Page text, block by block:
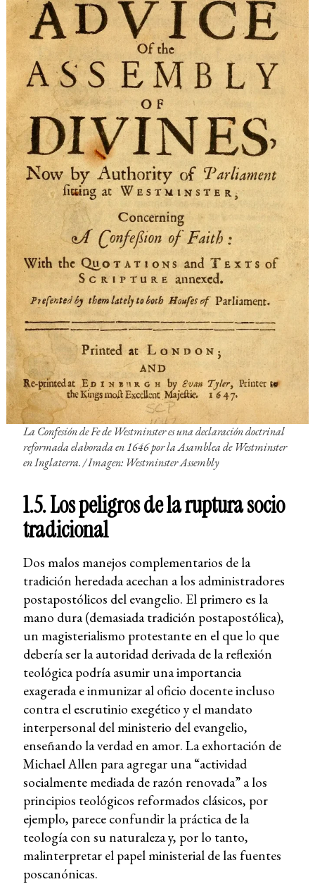
La Confesión de Fe de Westminster es una declaración doctrinal
reformada elaborada en 1646 por la Asamblea de Westminster
en Inglaterra. / Imagen: Westminster Assembly
1.5. Los peligros de la ruptura socio
tradicional
Dos malos manejos complementarios de la
tradición heredada acechan a los administradores
postapostólicos del evangelio. El primero es la
mano dura (demasiada tradición postapostólica),
un magisterialismo protestante en el que lo que
debería ser la autoridad derivada de la reflexión
teológica podría asumir una importancia
exagerada e inmunizar al oficio docente incluso
contra el escrutinio exegético y el mandato
interpersonal del ministerio del evangelio,
enseñando la verdad en amor. La exhortación de
Michael Allen para agregar una “actividad
socialmente mediada de razón renovada” a los
principios teológicos reformados clásicos, por
ejemplo, parece confundir la práctica de la
teología con su naturaleza y, por lo tanto,
malinterpretar el papel ministerial de las fuentes
poscanónicas.